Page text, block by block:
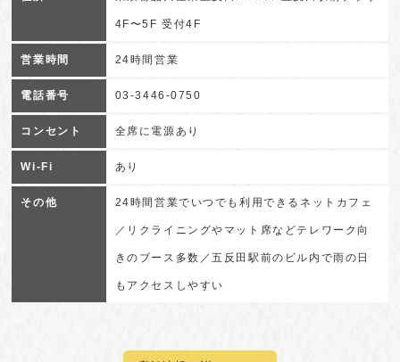
4F〜5F 受付4F
営業時間 24時間営業
電話番号 03-3446-0750
コンセント 全席に電源あり
Wi-Fi あり
その他 24時間営業でいつでも利用できるネットカフェ
／リクライニングやマット席などテレワーク向
きのブース多数／五反田駅前のビル内で雨の日
もアクセスしやすい